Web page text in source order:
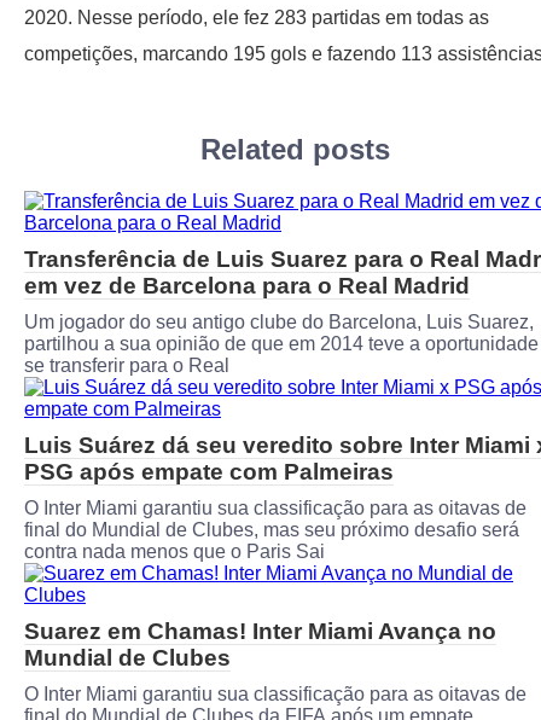
2020. Nesse período, ele fez 283 partidas em todas as
competições, marcando 195 gols e fazendo 113
Related posts
Transferência de Luis Suarez para o Real
em vez de Barcelona para o Real Madrid
Um jogador do seu antigo clube do Barcelona, ​​​​Luis Suarez,
partilhou a sua opinião de que em 2014 teve a
se transferir para o Real
Luis Suárez dá seu veredito sobre Inter Miami
PSG após empate com Palmeiras
O Inter Miami garantiu sua classificação para as oitavas de
final do Mundial de Clubes, mas seu próximo desafio será
contra nada menos que o Paris Sai
Suarez em Chamas! Inter Miami Avança no
Mundial de Clubes
O Inter Miami garantiu sua classificação para as oitavas de
final do Mundial de Clubes da FIFA após um empate